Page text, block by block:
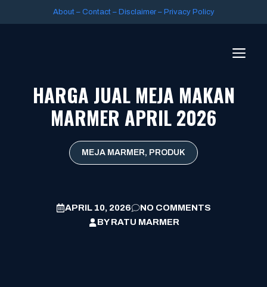
About– Contact– Disclaimer– Privacy Policy
HARGA JUAL MEJA MAKAN
MARMER APRIL 2026
MEJA MARMER, PRODUK
APRIL 10, 2026
NO COMMENTS
BYRATU MARMER